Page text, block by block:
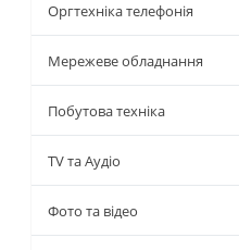
Оргтехніка телефонія
Мережеве обладнання
Побутова техніка
TV та Аудіо
Фото та відео